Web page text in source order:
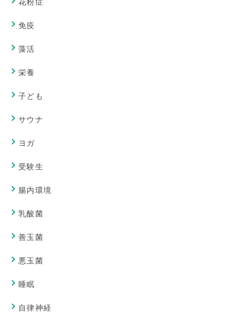
免疫
藻活
栄養
子ども
サウナ
ヨガ
受験生
腸内環境
乳酸菌
善玉菌
悪玉菌
睡眠
自律神経